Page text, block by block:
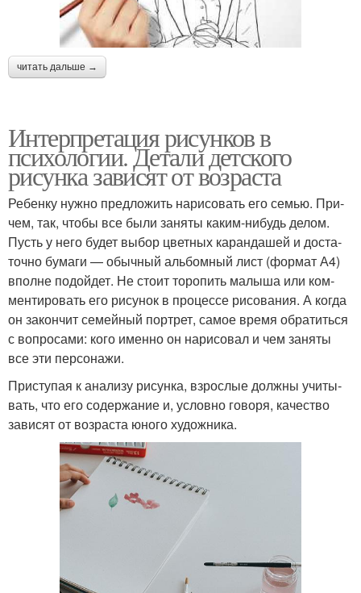
читать дальше →
Интерпретация рисунков в
психологии. Детали детского
рисунка зависят от возраста
Ребенку нужно пред­ло­жить нари­со­вать его семью. При­
чем, так, чтобы все были заняты каким-нибудь делом.
Пусть у него будет выбор цвет­ных каран­да­шей и доста­
точно бумаги — обыч­ный аль­бом­ный лист (фор­мат А4)
вполне подой­дет. Не стоит торо­пить малыша или ком­
мен­ти­ро­вать его рису­нок в про­цессе рисо­ва­ния. А когда
он закон­чит семей­ный порт­рет, самое время обра­титься
с вопро­сами: кого именно он нари­со­вал и чем заняты
все эти персонажи.
При­сту­пая к ана­лизу рисунка, взрос­лые должны учи­ты­
вать, что его содер­жа­ние и, условно говоря, каче­ство
зави­сят от воз­раста юного художника.